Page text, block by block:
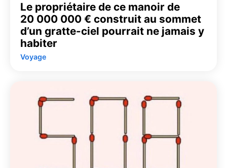
Le propriétaire de ce manoir de
20 000 000 € construit au sommet
d’un gratte-ciel pourrait ne jamais y
habiter
Voyage